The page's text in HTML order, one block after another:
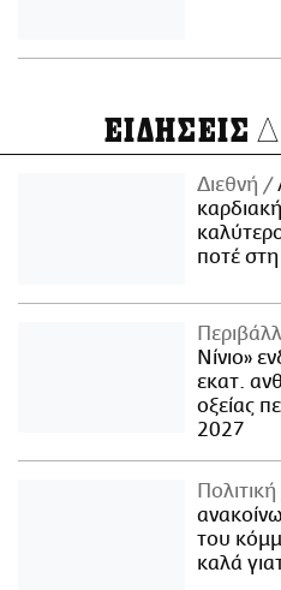
ΕΙΔΗΣΕΙΣ
Διεθνή
ποτέ
Νίνιο»
εκατ.
οξείας
2027
Πολιτική
του
καλά